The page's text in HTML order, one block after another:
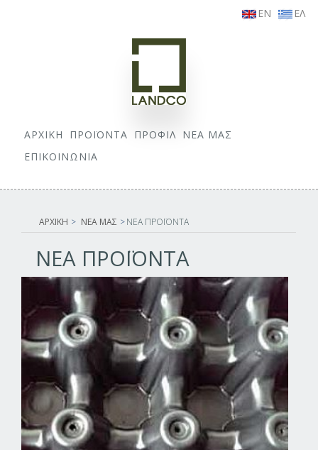
EN ΕΛ
ΑΡΧΙΚΗ ΠΡΟΪΟΝΤΑ ΠΡΟΦΙΛ ΝΕΑ ΜΑΣ
ΕΠΙΚΟΙΝΩΝΙΑ
ΑΡΧΙΚΗ > ΝΕΑ ΜΑΣ >ΝΕΑ ΠΡΟΪΟΝΤΑ
ΝΕΑ ΠΡΟΪΟΝΤΑ